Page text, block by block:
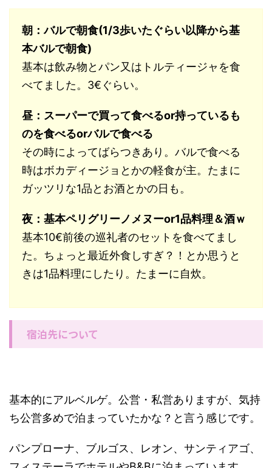
朝：バルで朝食(1/3歩いたぐらい以降から基
本バルで朝食)
基本は飲み物とパン又はトルティージャを食
べてました。3€ぐらい。
昼：スーパーで買って食べるor持っているも
のを食べるorバルで食べる
その時によってばらつきあり。バルで食べる
時はボカディージョとかの軽食が主。たまに
ガッツリな1品とお酒とかの日も。
夜：基本ペリグリーノメヌーor1品料理＆酒ｗ
基本10€前後の巡礼者のセットを食べてまし
た。ちょっと最近外食しすぎ？！とか思うと
きは1品料理にしたり。たまーに自炊。
宿泊先について
基本的にアルベルゲ。公営・私営ありますが、気持
ち公営多めで泊まっていたかな？と言う感じです。
パンプローナ、ブルゴス、レオン、サンティアゴ、